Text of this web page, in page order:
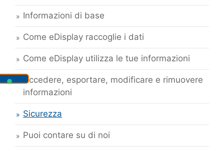
Informazioni di base
Come eDisplay raccoglie i dati
Come eDisplay utilizza le tue informazioni
Accedere, esportare, modificare e rimuovere
informazioni
Sicurezza
Puoi contare su di noi